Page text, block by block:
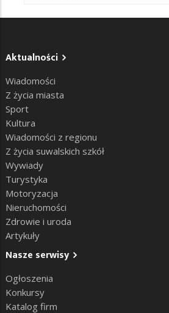
Aktualności
Wiadomości
Z życia miasta
Sport
Kultura
Wiadomości z regionu
Z życia suwalskich szkół
Wywiady
Turystyka
Motoryzacja
Nieruchomości
Zdrowie i uroda
Artykuły
Nasze serwisy
Ogłoszenia
Konkursy
Katalog firm